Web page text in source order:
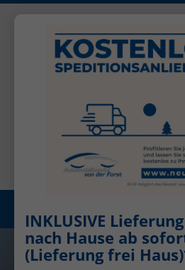
Öffnungszeiten: Mo - Fr 08.00 - 17.00
INKLUSIVE
nach Hause ab
(Lieferung frei